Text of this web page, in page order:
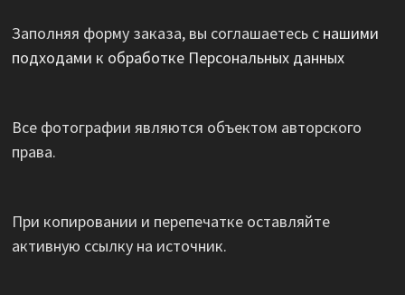
Заполняя форму заказа, вы соглашаетесь с нашими
подходами к обработке Персональных данных
Все фотографии являются объектом авторского
права.
При копировании и перепечатке оставляйте
активную ссылку на источник.